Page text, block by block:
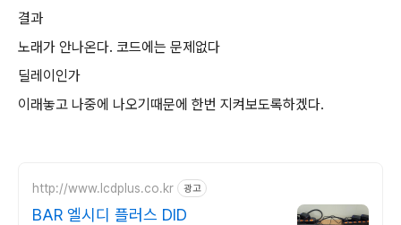
결과
노래가 안나온다. 코드에는 문제없다
딜레이인가
이래놓고 나중에 나오기때문에 한번 지켜보도록하겠다.
http://www.lcdplus.co.kr 광고
BAR 엘시디 플러스 DID